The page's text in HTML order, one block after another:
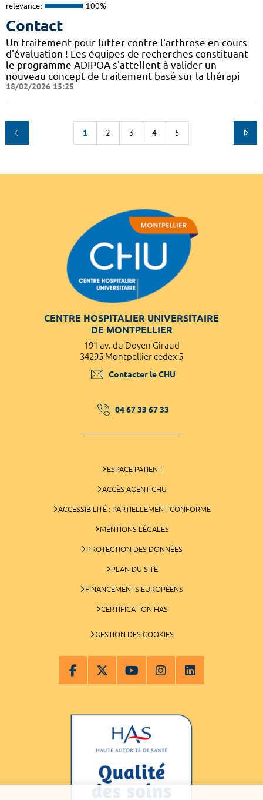
relevance: 100%
Contact
Un traitement pour lutter contre l'arthrose en cours
d'évaluation ! Les équipes de recherches constituant
le programme ADIPOA s'attellent à valider un
nouveau concept de traitement basé sur la thérapi
18/02/2026 15:25
1 2 3 4 5
CENTRE HOSPITALIER UNIVERSITAIRE
DE MONTPELLIER
191 av. du Doyen Giraud
34295 Montpellier cedex 5
Contacter le CHU
04 67 33 67 33
ESPACE PATIENT
ACCÈS AGENT CHU
ACCESSIBILITÉ : PARTIELLEMENT CONFORME
MENTIONS LÉGALES
PROTECTION DES DONNÉES
PLAN DU SITE
FINANCEMENTS EUROPÉENS
CERTIFICATION HAS
GESTION DES COOKIES